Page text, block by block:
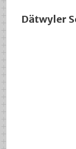
Dätwyler